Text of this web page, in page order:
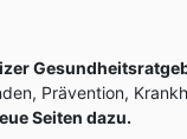
Prävention,
Seiten dazu.